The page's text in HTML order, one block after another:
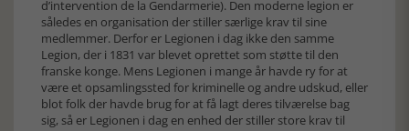
d’intervention de la Gendarmerie). Den moderne legion er
således en organisation der stiller særlige krav til sine
medlemmer. Derfor er Legionen i dag ikke den samme
Legion, der i 1831 var blevet oprettet som støtte til den
franske konge. Mens Legionen i mange år havde ry for at
være et opsamlingssted for kriminelle og andre udskud, eller
blot folk der havde brug for at få lagt deres tilværelse bag
sig, så er Legionen i dag en enhed der stiller store krav til